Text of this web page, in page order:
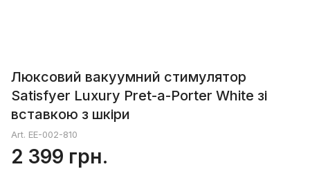
Люксовий вакуумний стимулятор
Satisfyer Luxury Pret-a-Porter White зі
вставкою з шкіри
Art. EE-002-810
2 399 грн.